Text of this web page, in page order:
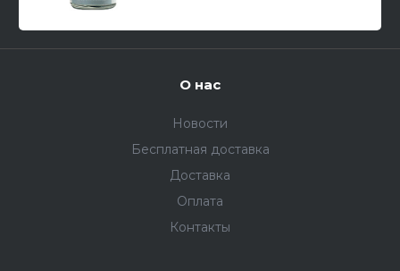
О нас
Новости
Бесплатная доставка
Доставка
Оплата
Контакты